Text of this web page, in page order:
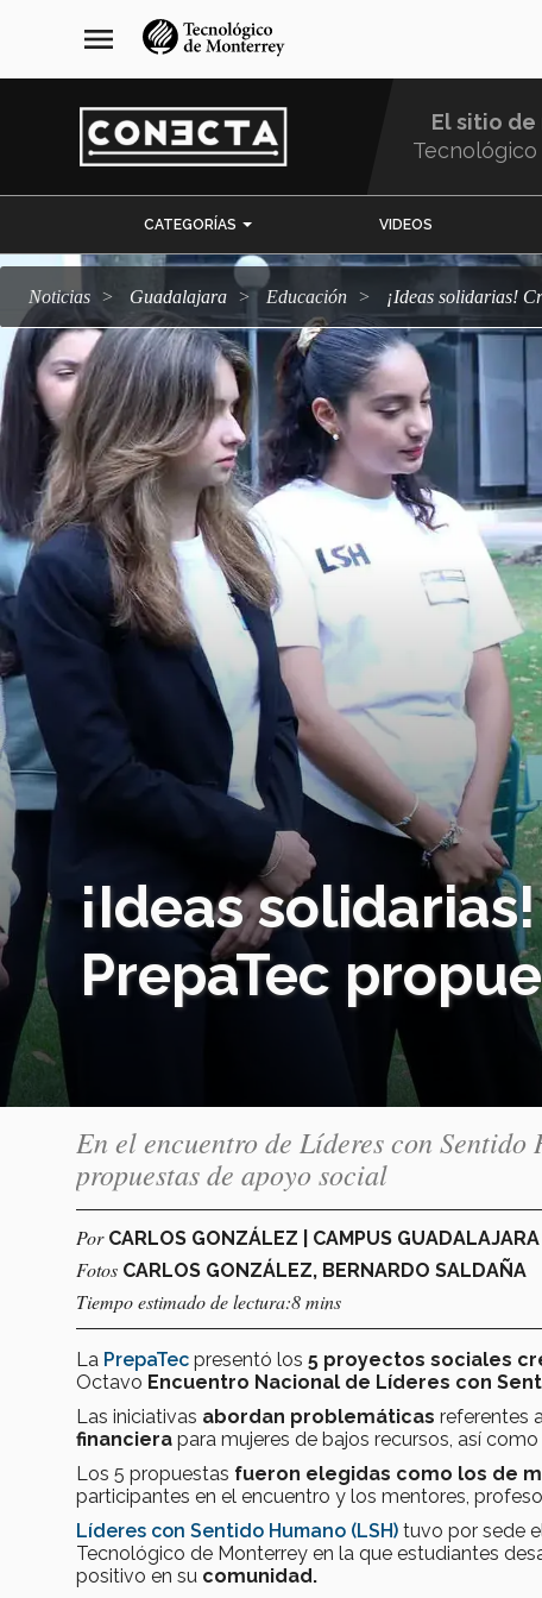
navegación
principal
menu
El sitio
CATEGORÍAS VIDEOS
Noticias Guadalajara Educación ¡Ideas solidarias!
¡Ideas
PrepaTec
En el encuentro de Líderes con Sentido
propuestas de apoyo social
Por CARLOS GONZÁLEZ | CAMPUS GUADALAJARA
Fotos CARLOS GONZÁLEZ, BERNARDO SALDAÑA
Tiempo estimado de lectura:8 mins
La PrepaTec presentó los 5 proyectos sociales
Octavo Encuentro Nacional de Líderes con
Las iniciativas abordan problemáticas referentes a
financiera para mujeres de bajos recursos, así como
Los 5 propuestas fueron elegidas como los de
participantes en el encuentro y los mentores,
Líderes con Sentido Humano (LSH) tuvo por sede
Tecnológico de Monterrey en la que estudiantes
positivo en su comunidad.